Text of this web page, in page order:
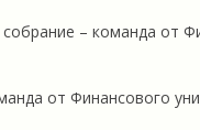
собрание – команда от
от Финансового